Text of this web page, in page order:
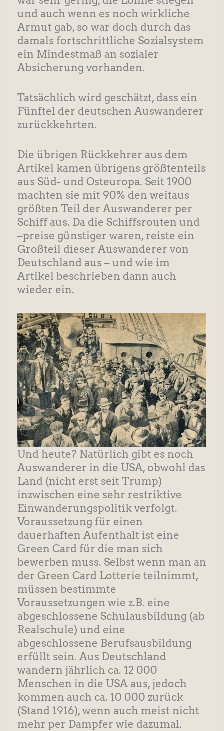
und auch wenn es noch wirkliche
Armut gab, so war doch durch das
damals fortschrittliche Sozialsystem
ein Mindestmaß an sozialer
Absicherung vorhanden.
Tatsächlich wird geschätzt, dass ein
Fünftel der deutschen Auswanderer
zurückkehrten.
Die übrigen Rückkehrer aus dem
Artikel kamen übrigens größtenteils
aus Süd- und Osteuropa. Seit 1900
machten sie mit 90% den weitaus
größten Teil der Auswanderer per
Schiff aus. Da die Schiffsrouten und
–preise günstiger waren, reiste ein
Großteil dieser Auswanderer von
Deutschland aus – und wie im
Artikel beschrieben dann auch
wieder ein.
Und heute? Natürlich gibt es noch
Auswanderer in die USA, obwohl das
Land (nicht erst seit Trump)
inzwischen eine sehr restriktive
Einwanderungspolitik verfolgt.
Voraussetzung für einen
dauerhaften Aufenthalt ist eine
Green Card für die man sich
bewerben muss. Selbst wenn man an
der Green Card Lotterie teilnimmt,
müssen bestimmte
Voraussetzungen wie z.B. eine
abgeschlossene Schulausbildung (ab
Realschule) und eine
abgeschlossene Berufsausbildung
erfüllt sein. Aus Deutschland
wandern jährlich ca. 12 000
Menschen in die USA aus, jedoch
kommen auch ca. 10 000 zurück
(Stand 1916), wenn auch meist nicht
mehr per Dampfer wie dazumal.